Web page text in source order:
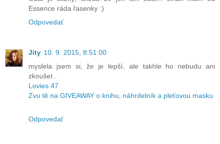
Essence ráda řasenky :)
Odpovedať
Jity 10. 9. 2015, 8:51:00
myslela jsem si, že je lepší, ale takhle ho nebudu ani
zkoušet..
Lovies 47
Zvu tě na GIVEAWAY o knihu, náhrdelník a pleťovou masku
Odpovedať